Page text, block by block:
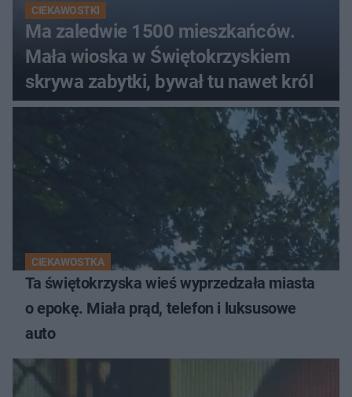
CIEKAWOSTKI
Ma zaledwie 1500 mieszkańców.
Mała wioska w Świętokrzyskiem
skrywa zabytki, bywał tu nawet król
CIEKAWOSTKA
Ta świętokrzyska wieś wyprzedzała miasta
o epokę. Miała prąd, telefon i luksusowe
auto